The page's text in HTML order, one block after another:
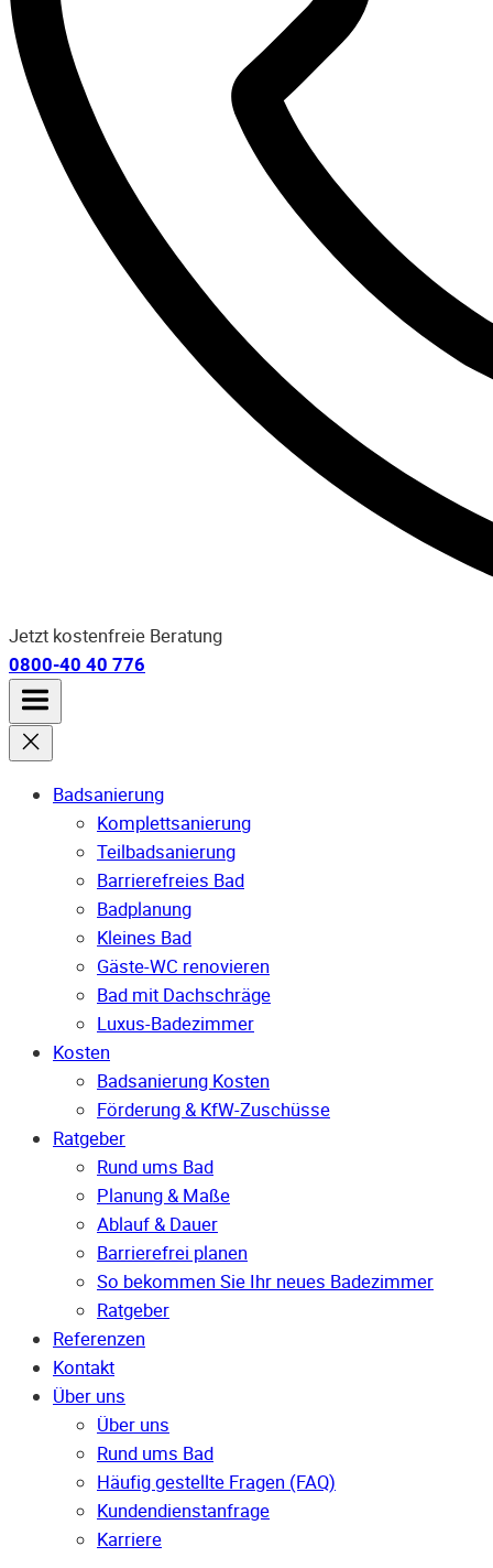
Jetzt kostenfreie Beratung
0800-40 40 776
Badsanierung
Komplettsanierung
Teilbadsanierung
Barrierefreies Bad
Badplanung
Kleines Bad
Gäste-WC renovieren
Bad mit Dachschräge
Luxus-Badezimmer
Kosten
Badsanierung Kosten
Förderung & KfW-Zuschüsse
Ratgeber
Rund ums Bad
Planung & Maße
Ablauf & Dauer
Barrierefrei planen
So bekommen Sie Ihr neues Badezimmer
Ratgeber
Referenzen
Kontakt
Über uns
Über uns
Rund ums Bad
Häufig gestellte Fragen (FAQ)
Kunden­dienst­anfrage
Karriere